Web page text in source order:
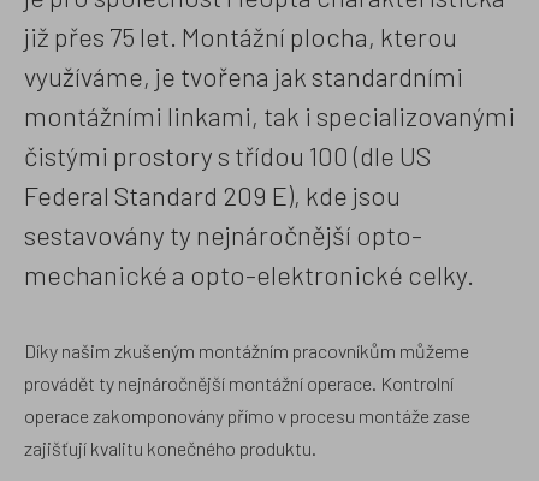
již přes 75 let. Montážní plocha, kterou
využíváme, je tvořena jak standardními
montážními linkami, tak i specializovanými
čistými prostory s třídou 100 (dle US
Federal Standard 209 E), kde jsou
sestavovány ty nejnáročnější opto-
mechanické a opto-elektronické celky.
Díky našim zkušeným montážním pracovníkům můžeme
provádět ty nejnáročnější montážní operace. Kontrolní
operace zakomponovány přímo v procesu montáže zase
zajišťují kvalitu konečného produktu.